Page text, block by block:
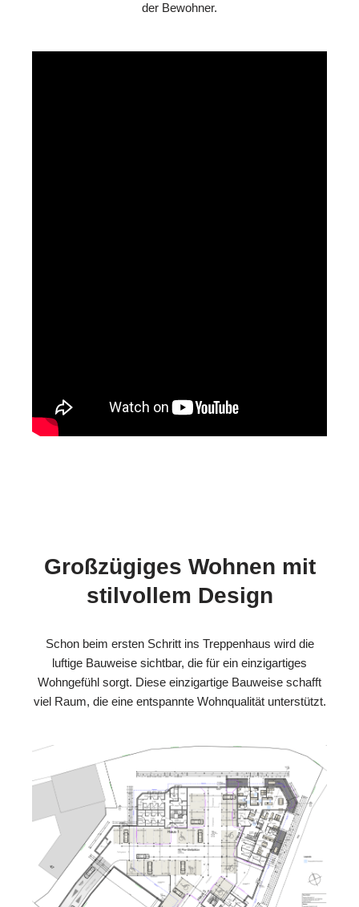
der Bewohner.
Großzügiges Wohnen mit
stilvollem Design
Schon beim ersten Schritt ins Treppenhaus wird die
luftige Bauweise sichtbar, die für ein einzigartiges
Wohngefühl sorgt. Diese einzigartige Bauweise schafft
viel Raum, die eine entspannte Wohnqualität unterstützt.